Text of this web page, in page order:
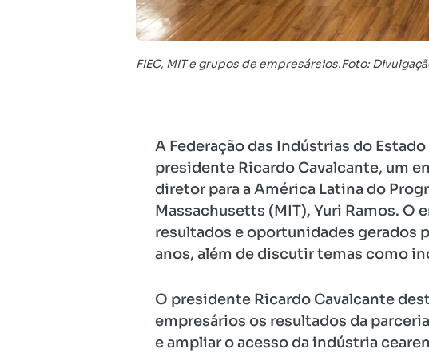
FIEC, MIT e grupos de empresársios.Foto:
A Federação das Indústrias do
presidente Ricardo Cavalcante, um
diretor para a América Latina do
Massachusetts (MIT), Yuri Ramos.
resultados e oportunidades gerados
anos, além de discutir temas como
O presidente Ricardo Cavalcante
empresários os resultados da
e ampliar o acesso da indústria